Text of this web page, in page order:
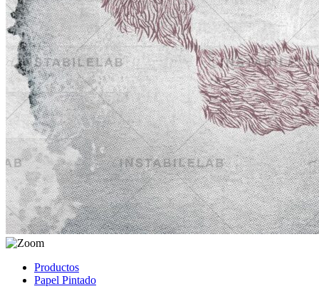
Productos
Papel Pintado